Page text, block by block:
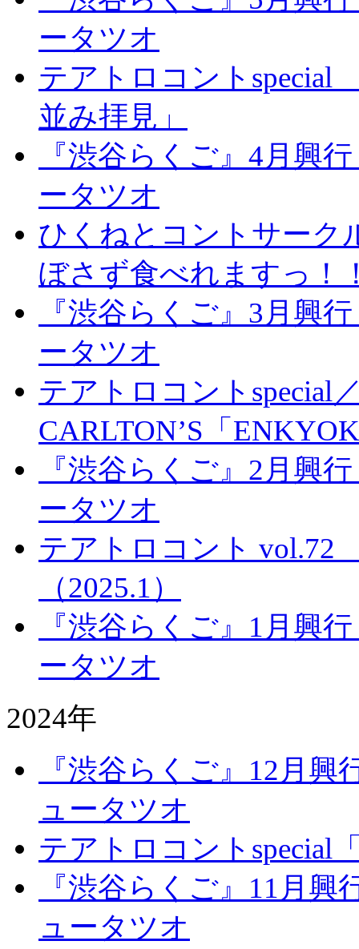
ータツオ
テアトロコント
並み拝見」
『渋谷らくご』4月興
ータツオ
ひくねとコントサーク
ぼさず食べれますっ！
『渋谷らくご』3月興
ータツオ
テアトロコントspecial
CARLTON’S「
『渋谷らくご』2月興
ータツオ
テアトロコント
（2025.1）
『渋谷らくご』1月興
ータツオ
2024年
『渋谷らくご』12月
ュータツオ
テアトロコントspecial
『渋谷らくご』11月
ュータツオ